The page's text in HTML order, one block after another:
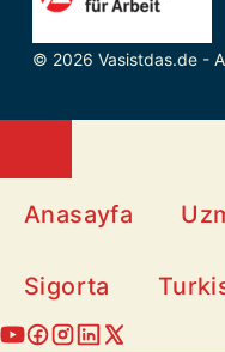
© 2026 Vasistdas.de -
Close
Anasayfa
Sigorta